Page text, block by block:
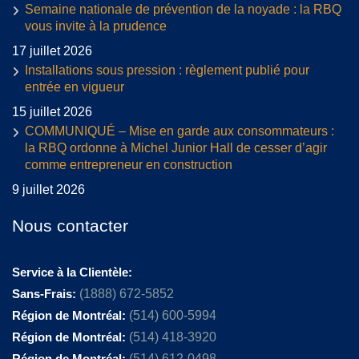
Semaine nationale de prévention de la noyade : la RBQ
vous invite à la prudence
17 juillet 2026
Installations sous pression : règlement publié pour
entrée en vigueur
15 juillet 2026
COMMUNIQUÉ – Mise en garde aux consommateurs :
la RBQ ordonne à Michel Junior Hall de cesser d’agir
comme entrepreneur en construction
9 juillet 2026
Nous contacter
Service à la Clientèle:
Sans-Frais: (1888) 672-5852
Région de Montréal: (514) 600-5994
Région de Montréal: (514) 418-3920